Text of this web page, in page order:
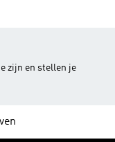
zijn en stellen je